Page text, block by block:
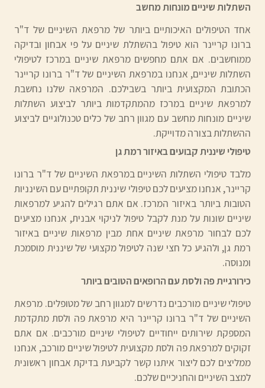
השתלות שיניים מונחות מחשב
אחד הטיפולים האיכותיים ביותר של מרפאת השיניים של ד"ר
ברונו קריינר הוא טיפול בהשתלת שיניים על פי אבחון ובדיקה
ממוחשבים. אם אתם מחפשים מרפאת שיניים במרכז לטיפולי
השתלות שיניים, אנחנו במרפאת השיניים של ד"ר ברונו קריינר
הכתובת המקצועית ביותר בשבילכם. המרפאה שלנו נחשבת
למרפאת שיניים במרכז מהמתקדמות ביותר לביצוע השתלות
שיניים מונחות מחשב עם מגוון רחב של כלים טכנולוגיים לביצוע
ההשתלות בצורה מדוייקת.
טיפולי שיננית קבועים באיזור רמת גן
מלבד טיפולי השתלות השיניים במרפאת השיניים של ד"ר ברונו
קריינר, אנחנו מציעים לכם טיפולי שיננית תקופתיים עם השינניות
הטובות ביותר באיזור המרכז. אם אתם רגילים להגיע למרפאות
שיניים שונות על מנת לקבל טיפול לניקוי אבנית, אנחנו מציעים
לכם לבחור מרפאת שיניים אחת מבין מרפאות שיניים באיזור
רמת גן, ולהגיע כל חצי שנה לטיפול מקצועי של שיננית מוסמכת
ומנוסה.
כירורגיית פה ולסת עם הרופאים הטובים ביותר
טיפולי שיניים מורכבים נדרשים למגוון רחב של מטופלים. מרפאת
השיניים של ד"ר ברונו קריינר היא מרפאת פה ולסת מתקדמת
המספקת שירותים ייחודיים לטיפולי שיניים מורכבים. אם אתם
זקוקים למרפאת פה ולסת מקצועית לטיפול שיניים מורכב, אנחנו
ממליצים לכם ליצור איתנו קשר לקביעת בדיקת אבחון ראשונית
למצב השיניים והחניכיים שלכם.